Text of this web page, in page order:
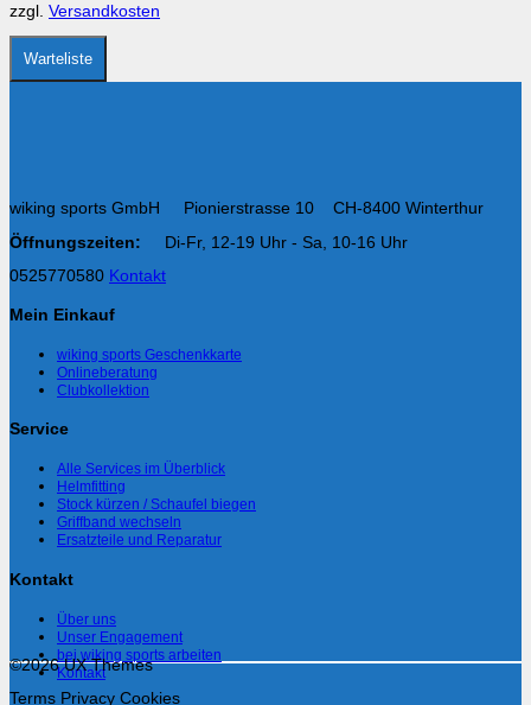
Produktseite
gewählt
werden
zzgl. Versandkosten
Warteliste
wiking sports GmbH Pionierstrasse 10 CH-8400 Winterthur
Öffnungszeiten: Di-Fr, 12-19 Uhr - Sa, 10-16 Uhr
0525770580 Kontakt
Mein Einkauf
wiking sports Geschenkkarte
Onlineberatung
Clubkollektion
Service
Alle Services im Überblick
Helmfitting
Stock kürzen / Schaufel biegen
Griffband wechseln
Ersatzteile und Reparatur
Kontakt
Über uns
Unser Engagement
bei wiking sports arbeiten
Kontakt
©2026 UX Themes
Terms Privacy Cookies